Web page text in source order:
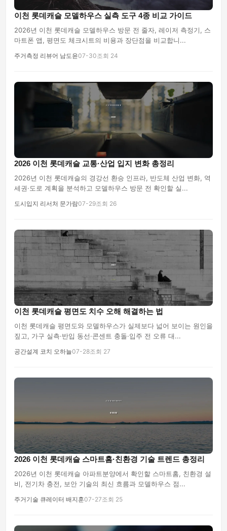
이천 롯데캐슬 모델하우스 실측 도구 4종 비교 가이드
2026년 이천 롯데캐슬 모델하우스 방문 전 줄자, 레이저 측정기, 스
마트폰 앱, 평면도 체크시트의 비용과 장단점을 비교합니...
주거측정 리뷰어 남도윤07-30조회 24
2026 이천 롯데캐슬 교통·산업 입지 변화 총정리
2026년 이천 롯데캐슬의 경강선 환승 인프라, 반도체 산업 변화, 역
세권·도로 계획을 분석하고 모델하우스 방문 전 확인할 실...
도시입지 리서처 문가람07-29조회 26
이천 롯데캐슬 평면도 치수 오해 해결하는 법
이천 롯데캐슬 평면도와 모델하우스가 실제보다 넓어 보이는 원인을
짚고, 가구 실측·반입 동선·콘센트 충돌·입주 전 오류 대...
공간설계 코치 오하늘07-28조회 27
2026 이천 롯데캐슬 스마트홈·친환경 기술 트렌드 총정리
2026년 이천 롯데캐슬 아파트분양에서 확인할 스마트홈, 친환경 설
비, 전기차 충전, 보안 기술의 최신 흐름과 모델하우스 점...
주거기술 큐레이터 배지훈07-27조회 25